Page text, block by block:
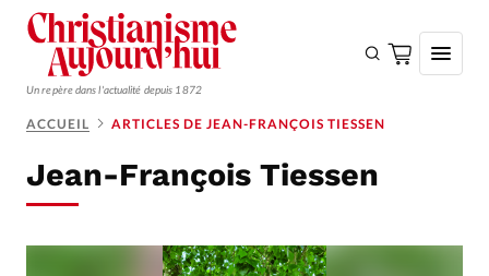
Un repère dans l'actualité depuis 1872
Monde
ACCUEIL ARTICLES DE JEAN-FRANÇOIS TIESSEN
Jean-François Tiessen